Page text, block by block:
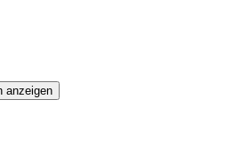
anzeigen